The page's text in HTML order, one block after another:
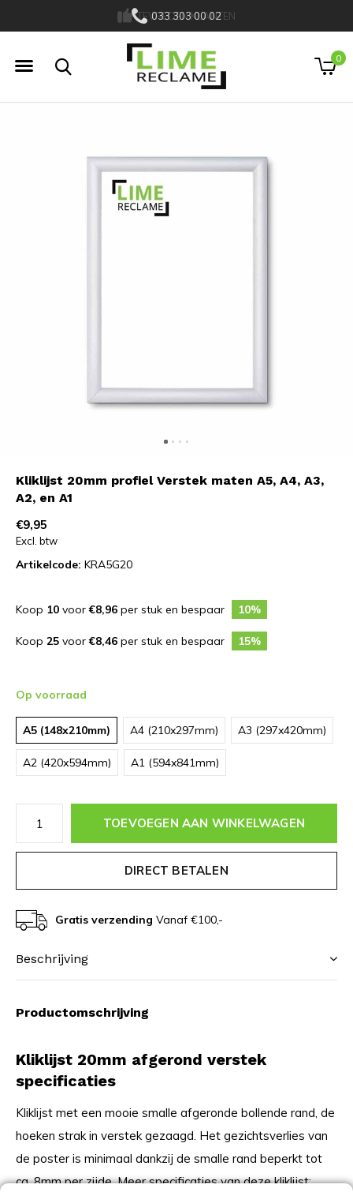
033 303 00 02
0
Kliklijst 20mm profiel Verstek maten A5, A4, A3,
A2, en A1
€9,95
Excl. btw
Artikelcode: KRA5G20
Koop 10 voor€8,96 per stuk en bespaar 10%
Koop 25 voor€8,46 per stuk en bespaar 15%
Op voorraad
A5 (148x210mm) A4 (210x297mm) A3 (297x420mm)
A2 (420x594mm) A1 (594x841mm)
TOEVOEGEN AAN WINKELWAGEN
DIRECT BETALEN
Gratis verzending Vanaf €100,-
Beschrijving
Productomschrijving
Kliklijst 20mm afgerond verstek
specificaties
Kliklijst met een mooie smalle afgeronde bollende rand, de
hoeken strak in verstek gezaagd. Het gezichtsverlies van
de poster is minimaal dankzij de smalle rand beperkt tot
ca. 8mm per zijde. Meer specificaties van deze kliklijst: